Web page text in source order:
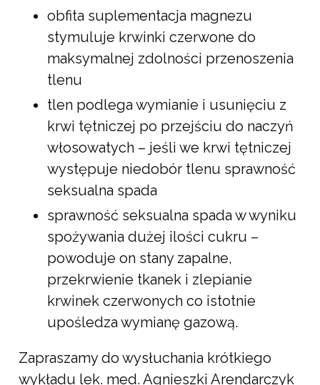
obfita suplementacja magnezu
stymuluje krwinki czerwone do
maksymalnej zdolności przenoszenia
tlenu
tlen podlega wymianie i usunięciu z
krwi tętniczej po przejściu do naczyń
włosowatych – jeśli we krwi tętniczej
występuje niedobór tlenu sprawność
seksualna spada
sprawność seksualna spada w wyniku
spożywania dużej ilości cukru –
powoduje on stany zapalne,
przekrwienie tkanek i zlepianie
krwinek czerwonych co istotnie
upośledza wymianę gazową.
Zapraszamy do wysłuchania krótkiego
wykładu lek. med. Agnieszki Arendarczyk